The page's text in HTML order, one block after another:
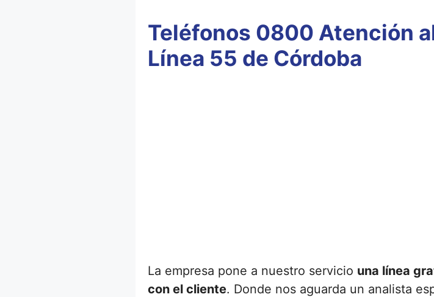
Teléfonos 0800 Atención
Línea 55 de Córdoba
La empresa pone a nuestro servicio una línea
con el cliente. Donde nos aguarda un analista